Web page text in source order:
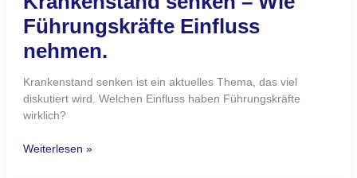
Führungskräfte Einfluss
nehmen.
Krankenstand senken ist ein aktuelles Thema, das viel
diskutiert wird. Welchen Einfluss haben Führungskräfte
wirklich?
Weiterlesen »